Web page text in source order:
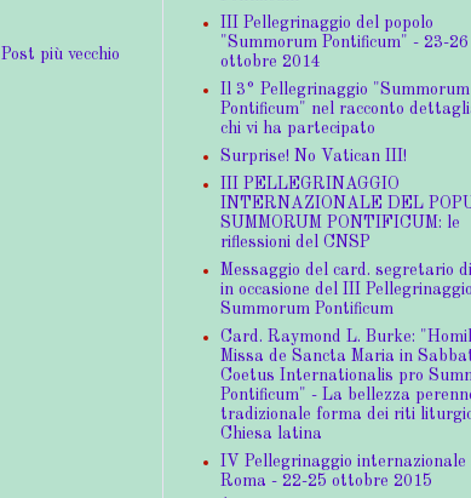
Post più vecchio
III Pellegrinaggio del popolo
"Summorum Pontificum" - 23-26
ottobre 2014
Il 3° Pellegrinaggio "Summorum
Pontificum" nel racconto
chi vi ha partecipato
Surprise! No Vatican III!
III PELLEGRINAGGIO
INTERNAZIONALE DEL
SUMMORUM PONTIFICUM: le
riflessioni del CNSP
Messaggio del card. segretario
in occasione del III Pellegrinaggio
Summorum Pontificum
Card. Raymond L. Burke:
Missa de Sancta Maria in
Coetus Internationalis pro
Pontificum" - La bellezza
tradizionale forma dei riti
Chiesa latina
IV Pellegrinaggio internazionale
Roma - 22-25 ottobre 2015